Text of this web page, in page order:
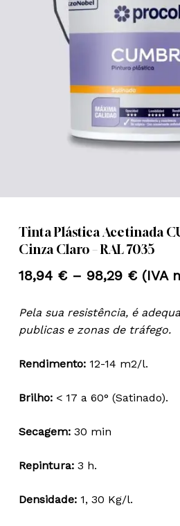
Tinta Plástica Acetinada
Cinza Claro – RAL 7035
18,94 € – 98,29 €Price
18,94
through
98,29 €
(IVA
Pela sua resistência, é
publicas e zonas de tráfego.
Rendimento:12-14 m2/l.
Brilho:< 17 a 60° (Satinado).
Secagem:30 min
Repintura:3 h.
Densidade:1, 30 Kg/l.
Nome*
Email*